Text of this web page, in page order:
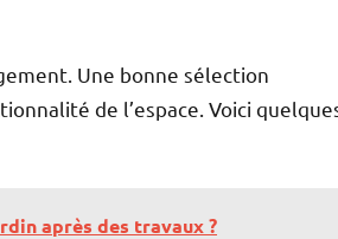
Une bonne sélection
de l’espace. Voici
après des travaux ?